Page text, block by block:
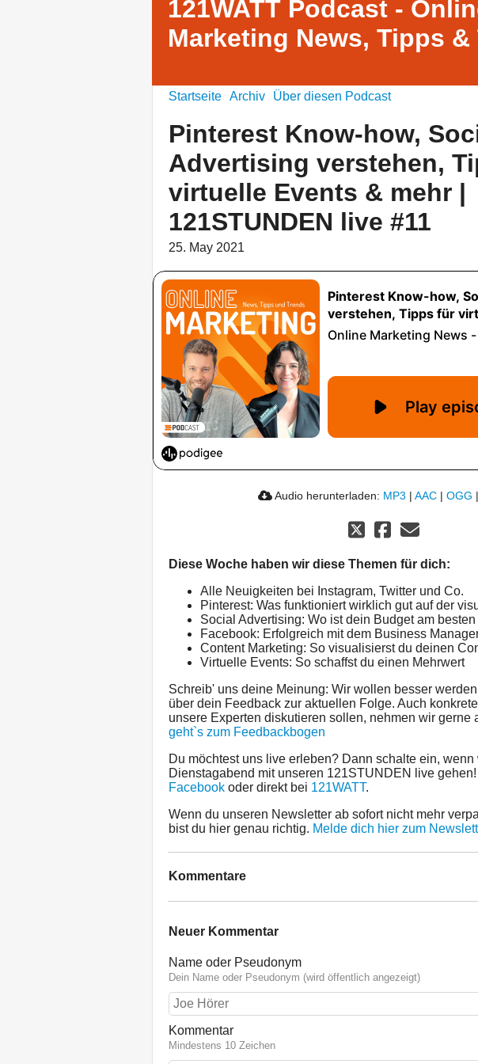
121WATT Podcast -
Marketing News, Tipps &
Startseite Archiv Über diesen Podcast
Pinterest Know-how,
Advertising verstehen,
virtuelle Events & mehr |
121STUNDEN live #11
25. May 2021
Audio herunterladen: MP3 | AAC | OGG |
Diese Woche haben wir diese Themen für dich:
Alle Neuigkeiten bei Instagram, Twitter und Co.
Pinterest: Was funktioniert wirklich gut auf der
Social Advertising: Wo ist dein Budget am
Facebook: Erfolgreich mit dem Business
Content Marketing: So visualisierst du deinen
Virtuelle Events: So schaffst du einen Mehrwert
Schreib' uns deine Meinung: Wir wollen besser
über dein Feedback zur aktuellen Folge. Auch
unsere Experten diskutieren sollen, nehmen wir gerne
geht`s zum Feedbackbogen
Du möchtest uns live erleben? Dann schalte ein,
Dienstagabend mit unseren 121STUNDEN live
Facebook oder direkt bei 121WATT.
Wenn du unseren Newsletter ab sofort nicht mehr
bist du hier genau richtig. Melde dich hier zum
Kommentare
Neuer Kommentar
Name oder Pseudonym
Dein Name oder Pseudonym (wird öffentlich angezeigt)
Kommentar
Mindestens 10 Zeichen